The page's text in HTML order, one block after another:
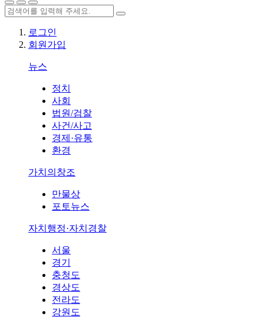
로그인
회원가입
뉴스
정치
사회
법원/검찰
사건/사고
경제·유통
환경
가치의창조
만물상
포토뉴스
자치행정·자치경찰
서울
경기
충청도
경상도
전라도
강원도